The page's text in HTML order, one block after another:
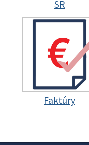
SR
Faktúry